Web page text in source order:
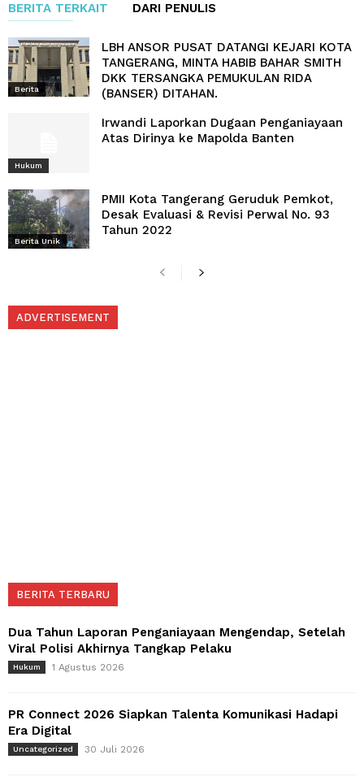
BERITA TERKAIT DARI PENULIS
Berita
LBH ANSOR PUSAT DATANGI KEJARI KOTA
TANGERANG, MINTA HABIB BAHAR SMITH
DKK TERSANGKA PEMUKULAN RIDA
(BANSER) DITAHAN.
Hukum
Irwandi Laporkan Dugaan Penganiayaan
Atas Dirinya ke Mapolda Banten
Berita Unik
PMII Kota Tangerang Geruduk Pemkot,
Desak Evaluasi & Revisi Perwal No. 93
Tahun 2022
ADVERTISEMENT
BERITA TERBARU
Dua Tahun Laporan Penganiayaan Mengendap, Setelah
Viral Polisi Akhirnya Tangkap Pelaku
Hukum 1 Agustus 2026
PR Connect 2026 Siapkan Talenta Komunikasi Hadapi
Era Digital
Uncategorized 30 Juli 2026